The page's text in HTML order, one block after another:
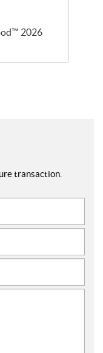
2026
transaction.